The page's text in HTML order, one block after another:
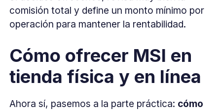
comisión total y define un monto mínimo por
operación para mantener la rentabilidad.
Cómo ofrecer MSI en
tienda física y en línea
Ahora sí, pasemos a la parte práctica: cómo